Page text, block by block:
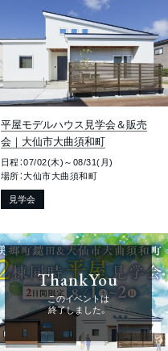
平屋モデルハウス見学会＆販売
会｜大仙市大曲須和町
日程：07/02(木)～08/31(月)
場所：大仙市大曲須和町
見学会
ThankYou
このイベントは
終了しました。